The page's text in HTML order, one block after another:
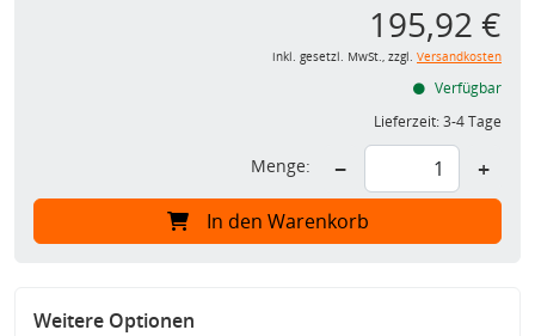
195,92 €
inkl. gesetzl. MwSt., zzgl. Versandkosten
Verfügbar
Lieferzeit:3-4 Tage
Menge: − +
In den Warenkorb
Weitere Optionen